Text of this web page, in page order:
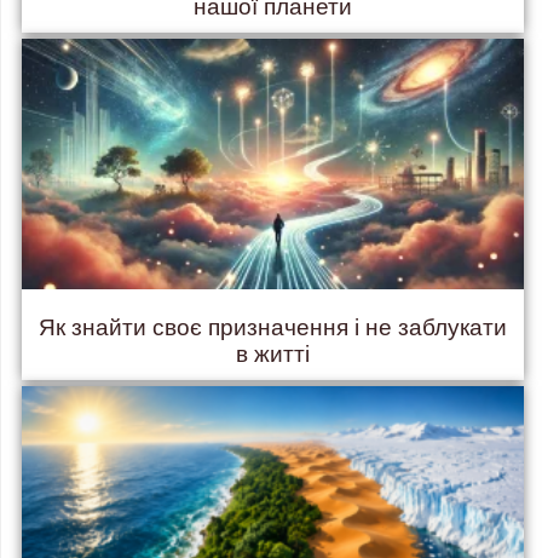
нашої планети
Як знайти своє призначення і не заблукати
в житті